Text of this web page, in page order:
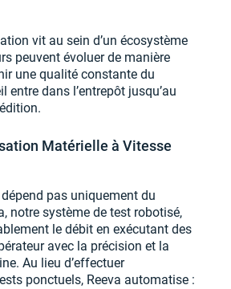
vit au sein d’un écosystème
peuvent évoluer de manière
une qualité constante du
entre dans l’entrepôt jusqu’au
Matérielle à Vitesse
pas uniquement du
notre système de test robotisé,
le débit en exécutant des
avec la précision et la
Au lieu d’effectuer
ponctuels, Reeva automatise :